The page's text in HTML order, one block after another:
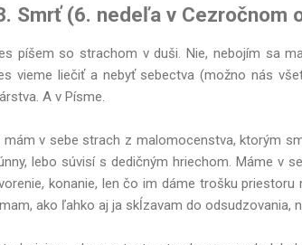
Smrť (6. nedeľa v Cezročnom
píšem so strachom v duši. Nie, nebojím sa
vieme liečiť a nebyť sebectva (možno nás
A v Písme.
mám v sebe strach z malomocenstva, ktorým
lebo súvisí s dedičným hriechom. Máme v
konanie, len čo im dáme trošku
ako ľahko aj ja skĺzavam do odsudzovania,